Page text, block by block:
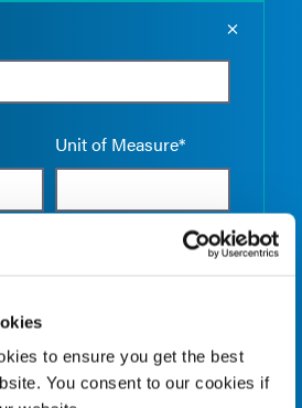
to ensure you get the best
You consent to our cookies if
Unit of Measure*
Unit of Measure*